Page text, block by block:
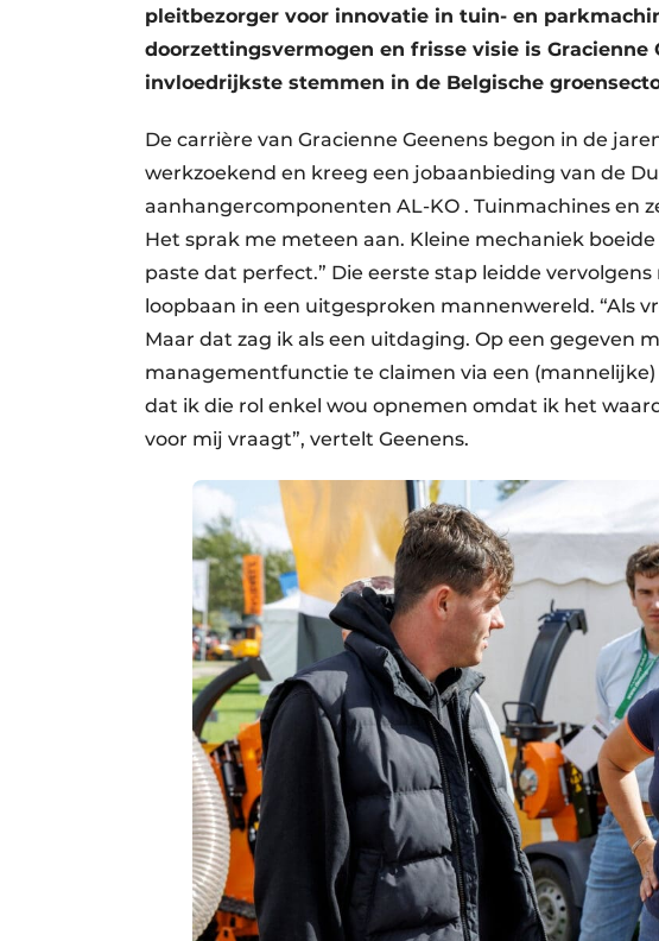
pleitbezorger voor innovatie in tuin- en
doorzettingsvermogen en frisse visie is
invloedrijkste stemmen in de Belgische
De carrière van Gracienne Geenens begon in de
werkzoekend en kreeg een jobaanbieding van de
aanhangercomponenten AL-KO . Tuinmachines en
Het sprak me meteen aan. Kleine mechaniek
paste dat perfect.” Die eerste stap leidde
loopbaan in een uitgesproken mannenwereld. “Als
Maar dat zag ik als een uitdaging. Op een gegeven
managementfunctie te claimen via een
dat ik die rol enkel wou opnemen omdat ik het
voor mij vraagt”, vertelt Geenens.